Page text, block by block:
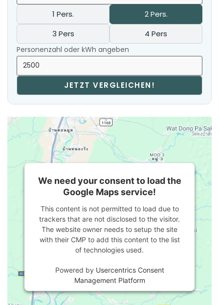
1 Pers.
2 Pers.
3 Pers
4 Pers
Personenzahl oder kWh angeben
JETZT VERGLEICHEN!
We need your consent to load the
Google Maps service!
This content is not permitted to load due to
trackers that are not disclosed to the visitor.
The website owner needs to setup the site
with their CMP to add this content to the list
of technologies used.
Powered by Usercentrics Consent
Management Platform